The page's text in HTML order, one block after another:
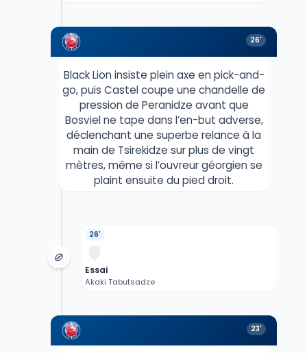
26'
Black Lion insiste plein axe en pick-and-
go, puis Castel coupe une chandelle de
pression de Peranidze avant que
Bosviel ne tape dans l’en-but adverse,
déclenchant une superbe relance à la
main de Tsirekidze sur plus de vingt
mètres, même si l’ouvreur géorgien se
plaint ensuite du pied droit.
26'
Essai
Akaki Tabutsadze
23'